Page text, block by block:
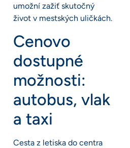
umožní zažiť skutočný
život v mestských uličkách.
Cenovo
dostupné
možnosti:
autobus, vlak
a taxi
Cesta z letiska do centra